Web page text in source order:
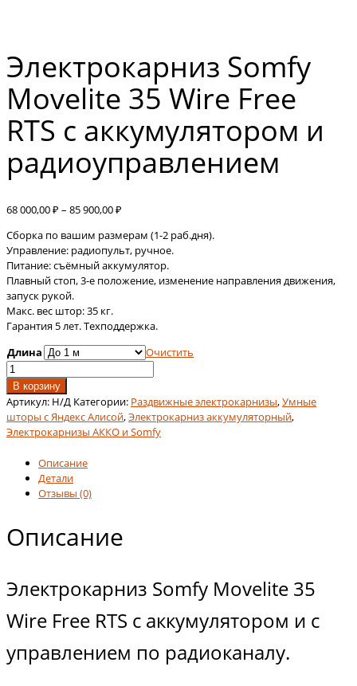
Электрокарниз Somfy
Movelite 35 Wire Free
RTS с аккумулятором и
радиоуправлением
68 000,00₽ – 85 900,00₽
68
000,00 ₽
–
85
Сборка по вашим размерам (1-2 раб.дня).
Управление: радиопульт, ручное.
Питание: съёмный аккумулятор.
Плавный стоп, 3-е положение, изменение направления движения,
запуск рукой.
Макс. вес штор: 35 кг.
Гарантия 5 лет. Техподдержка.
Длина
Очистить
Количество
товара
Электрокарниз
Somfy
Movelite
Wire
Free
и
радиоуправлением
В корзину
Артикул: Н/Д Категории: Раздвижные электрокарнизы,Умные
шторы с Яндекс Алисой,Электрокарниз аккумуляторный,
Электрокарнизы АККО и Somfy
Описание
Детали
Отзывы (0)
Описание
Электрокарниз Somfy Movelite 35
Wire Free RTS с аккумулятором и с
управлением по радиоканалу.